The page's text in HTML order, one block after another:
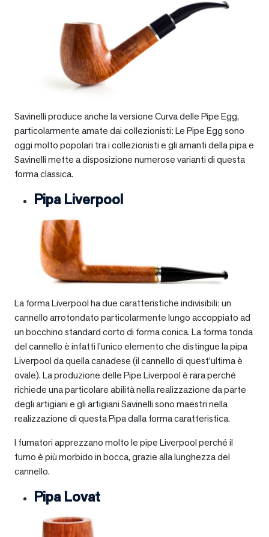
Savinelli produce anche la versione Curva delle Pipe Egg,
particolarmente amate dai collezionisti: Le Pipe Egg sono
oggi molto popolari tra i collezionisti e gli amanti della pipa e
Savinelli mette a disposizione numerose varianti di questa
forma classica.
Pipa Liverpool
La forma Liverpool ha due caratteristiche indivisibili: un
cannello arrotondato particolarmente lungo accoppiato ad
un bocchino standard corto di forma conica. La forma tonda
del cannello è infatti l’unico elemento che distingue la pipa
Liverpool da quella canadese (il cannello di quest’ultima è
ovale). La produzione delle Pipe Liverpool è rara perché
richiede una particolare abilità nella realizzazione da parte
degli artigiani e gli artigiani Savinelli sono maestri nella
realizzazione di questa Pipa dalla forma caratteristica.
I fumatori apprezzano molto le pipe Liverpool perché il
fumo è più morbido in bocca, grazie alla lunghezza del
cannello.
Pipa Lovat